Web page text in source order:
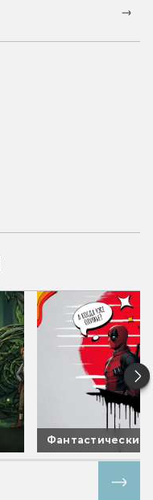
Фантастические